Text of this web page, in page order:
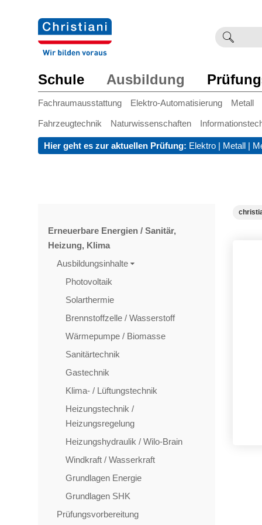
Schule Ausbildung
Fachraumausstattung Elektro-Automatisierung Metall
Fahrzeugtechnik Naturwissenschaften
Hier geht es zur aktuellen Prüfung: Elektro | Metall |
Erneuerbare Energien / Sanitär,
Heizung, Klima
Ausbildungsinhalte
Photovoltaik
Solarthermie
Brennstoffzelle / Wasserstoff
Wärmepumpe / Biomasse
Sanitärtechnik
Gastechnik
Klima- / Lüftungstechnik
Heizungstechnik /
Heizungsregelung
Heizungshydraulik / Wilo-Brain
Windkraft / Wasserkraft
Grundlagen Energie
Grundlagen SHK
Prüfungsvorbereitung